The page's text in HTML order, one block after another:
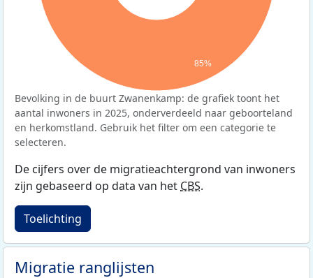
85%
Bevolking in de buurt Zwanenkamp: de grafiek toont het
aantal inwoners in 2025, onderverdeeld naar geboorteland
en herkomstland. Gebruik het filter om een categorie te
selecteren.
De cijfers over de migratieachtergrond van inwoners
zijn gebaseerd op data van het CBS.
Toelichting
Migratie ranglijsten